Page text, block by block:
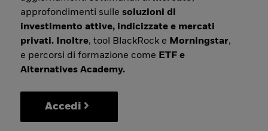
approfondimenti sullesoluzioni di
investimento attive, indicizzate e mercati
privati. Inoltre, tool BlackRock e Morningstar,
e percorsi di formazione come ETF e
Alternatives Academy.
Accedi